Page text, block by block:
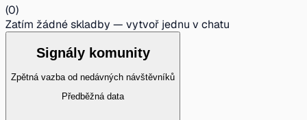
(0)
Zatím žádné skladby — vytvoř jednu v chatu
Signály komunity
Zpětná vazba od nedávných návštěvníků
Předběžná data